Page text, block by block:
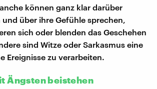
können ganz klar darüber
über ihre Gefühle sprechen,
sich oder blenden das Geschehen
sind Witze oder Sarkasmus eine
Ereignisse zu verarbeiten.
Ängsten beistehen